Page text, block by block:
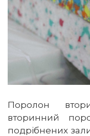
Поролон
вторинний
подрібнених